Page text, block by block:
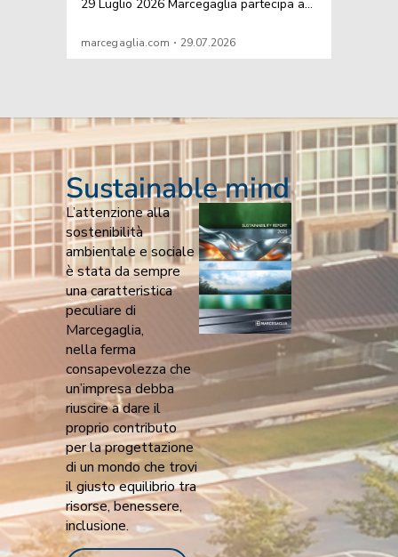
Sustainable mind
L’attenzione alla
sostenibilità
ambientale e sociale
è stata da sempre
una caratteristica
peculiare di
Marcegaglia,
nella ferma
consapevolezza che
un’impresa debba
riuscire a dare il
proprio contributo
per la progettazione
di un mondo che trovi
il giusto equilibrio tra
risorse, benessere,
inclusione.